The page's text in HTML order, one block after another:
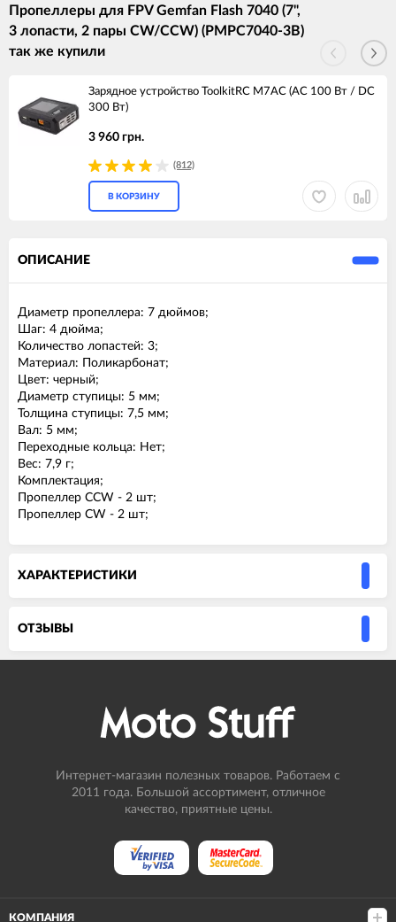
Пропеллеры для FPV Gemfan Flash 7040 (7",
3 лопасти, 2 пары CW/CCW) (PMPC7040-3B)
так же купили
Зарядное устройство ToolkitRC M7AC (AC 100 Вт / DC
300 Вт)
3 960 грн.
(812)
В КОРЗИНУ
ОПИСАНИЕ
Диаметр пропеллера: 7 дюймов;
Шаг: 4 дюйма;
Количество лопастей: 3;
Материал: Поликарбонат;
Цвет: черный;
Диаметр ступицы: 5 мм;
Толщина ступицы: 7,5 мм;
Вал: 5 мм;
Переходные кольца: Нет;
Вес: 7,9 г;
Комплектация;
Пропеллер CCW - 2 шт;
Пропеллер CW - 2 шт;
ХАРАКТЕРИСТИКИ
ОТЗЫВЫ
Интернет-магазин полезных товаров. Работаем с
2011 года. Большой ассортимент, отличное
качество, приятные цены.
КОМПАНИЯ